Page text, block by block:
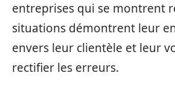
entreprises qui se montrent
situations démontrent leur
envers leur clientèle et leur
rectifier les erreurs.